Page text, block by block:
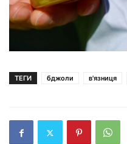
ТЕГИ бджоли в'язниця